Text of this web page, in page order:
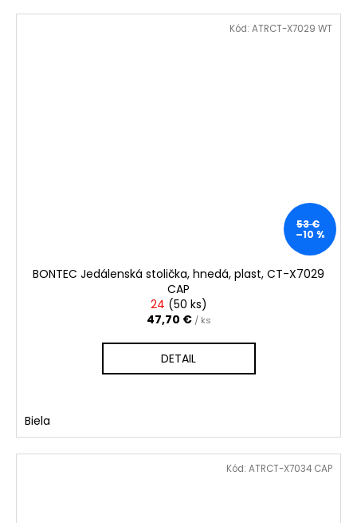
53 €
–10 %
BONTEC Jedálenská stolička, hnedá, plast, CT-X7029
CAP
24 (50 ks)
47,70 € / ks
DETAIL
Biela
Kód: ATRCT-X7029 WT
Kód: ATRCT-X7034 CAP